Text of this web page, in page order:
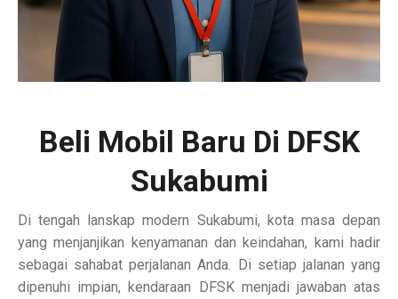
Beli Mobil Baru Di DFSK
Sukabumi
Di tengah lanskap modern Sukabumi, kota masa depan
yang menjanjikan kenyamanan dan keindahan, kami hadir
sebagai sahabat perjalanan Anda. Di setiap jalanan yang
dipenuhi impian, kendaraan DFSK menjadi jawaban atas